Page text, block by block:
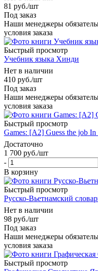
81 руб./шт
Под заказ
Наши менеджеры
условия заказа
Быстрый просмотр
Учебник языка Хинди
Нет в наличии
410 руб./шт
Под заказ
Наши менеджеры
условия заказа
Быстрый просмотр
Games: [A2] Guess the job
Достаточно
1 700 руб./шт
-
В корзину
Быстрый просмотр
Русско-Вьетнамский
Нет в наличии
98 руб./шт
Под заказ
Наши менеджеры
условия заказа
Быстрый просмотр